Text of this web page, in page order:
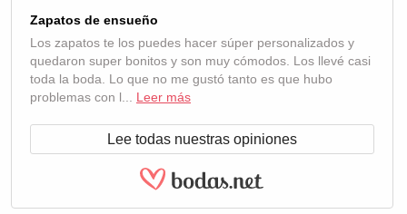
Zapatos de ensueño
Los zapatos te los puedes hacer súper personalizados y
quedaron super bonitos y son muy cómodos. Los llevé casi
toda la boda. Lo que no me gustó tanto es que hubo
problemas con l... Leer más
Lee todas nuestras opiniones